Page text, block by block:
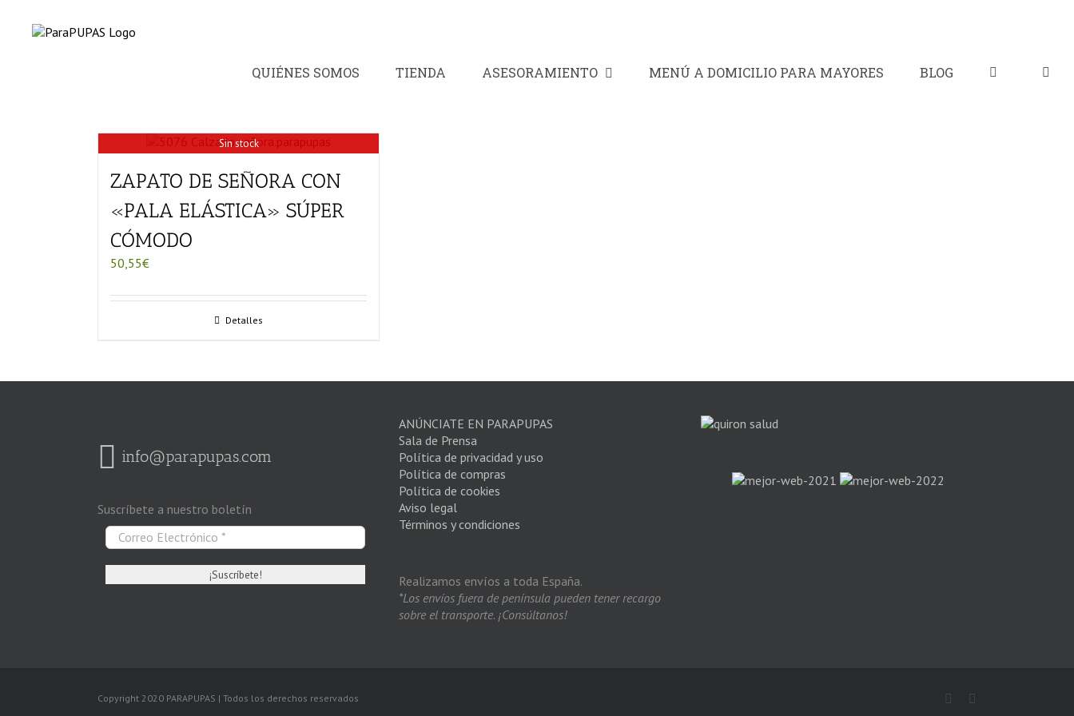
contenido
QUIÉNES SOMOS TIENDA ASESORAMIENTO MENÚ A DOMICILIO PARA MAYORES BLOG
Sin stock
ZAPATO DE SEÑORA CON
«PALA ELÁSTICA» SÚPER
CÓMODO
50,55€
Detalles
info@parapupas.com
Suscríbete a nuestro boletín
ANÚNCIATE EN PARAPUPAS
Sala de Prensa
Política de privacidad y uso
Política de compras
Política de cookies
Aviso legal
Términos y condiciones
Realizamos envíos a toda España.
*Los envíos fuera de península pueden tener recargo
sobre el transporte. ¡Consúltanos!
Copyright 2020 PARAPUPAS | Todos los derechos reservados Facebook